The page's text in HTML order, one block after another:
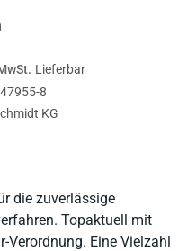
die zuverlässige
Topaktuell mit
Eine Vielzahl
Lieferbar
8
KG